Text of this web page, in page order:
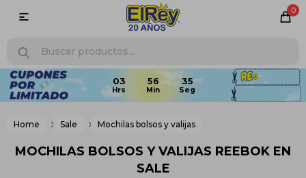
0

Home Sale Mochilas bolsos y valijas
MOCHILAS BOLSOS Y VALIJAS REEBOK EN
SALE